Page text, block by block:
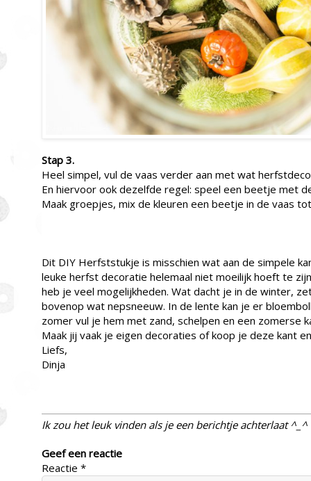
Stap 3.
Heel simpel, vul de vaas verder aan met wat
En hiervoor ook dezelfde regel: speel een beetje met
Maak groepjes, mix de kleuren een beetje in de vaas
Dit DIY Herfststukje is misschien wat aan de simpele
leuke herfst decoratie helemaal niet moeilijk hoeft te
heb je veel mogelijkheden. Wat dacht je in de winter,
bovenop wat nepsneeuw. In de lente kan je er
zomer vul je hem met zand, schelpen en een zomerse
Maak jij vaak je eigen decoraties of koop je deze kant
Liefs,
Dinja
Ik zou het leuk vinden als je een berichtje achterlaat ^_^
Geef een reactie
Reactie *